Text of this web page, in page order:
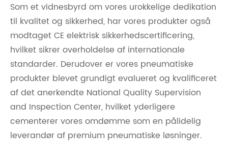
Som et vidnesbyrd om vores urokkelige dedikation
til kvalitet og sikkerhed, har vores produkter også
modtaget CE elektrisk sikkerhedscertificering,
hvilket sikrer overholdelse af internationale
standarder. Derudover er vores pneumatiske
produkter blevet grundigt evalueret og kvalificeret
af det anerkendte National Quality Supervision
and Inspection Center, hvilket yderligere
cementerer vores omdømme som en pålidelig
leverandør af premium pneumatiske løsninger.